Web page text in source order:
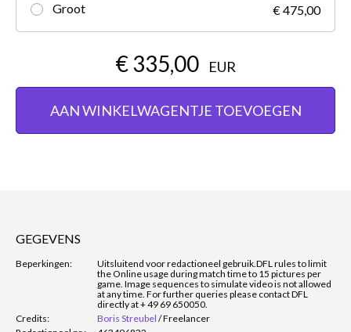
Groot € 475,00
€ 335,00 EUR
AAN WINKELWAGENTJE TOEVOEGEN
GEGEVENS
Beperkingen: Uitsluitend voor redactioneel gebruik.DFL rules to limit
the Online usage during match time to 15 pictures per
game. Image sequences to simulate video is not allowed
at any time. For further queries please contact DFL
directly at + 49 69 650050.
Credits:
Boris Streubel /Freelancer